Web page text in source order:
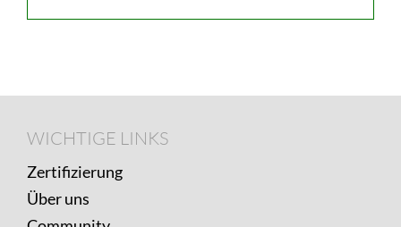
WICHTIGE
WICHTIGE LINKS
Zertifizierung
Über uns